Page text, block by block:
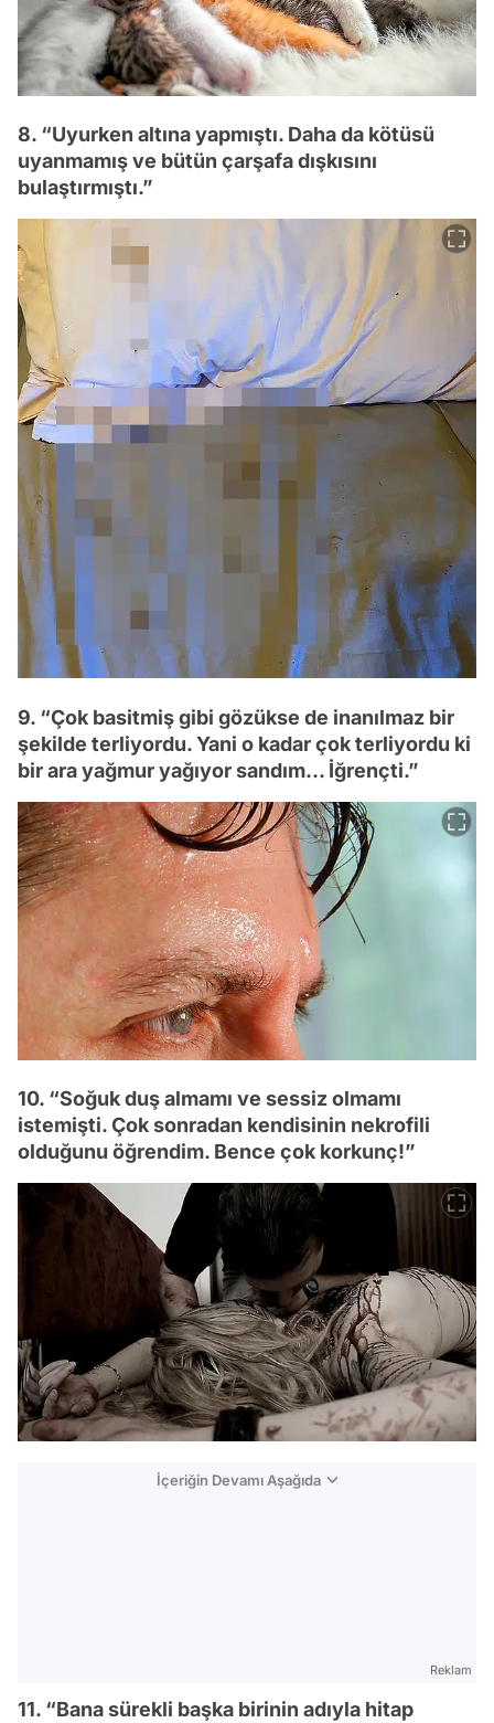
8. “Uyurken altına yapmıştı. Daha da kötüsü
uyanmamış ve bütün çarşafa dışkısını
bulaştırmıştı.”
9. “Çok basitmiş gibi gözükse de inanılmaz bir
şekilde terliyordu. Yani o kadar çok terliyordu ki
bir ara yağmur yağıyor sandım… İğrençti.”
10. “Soğuk duş almamı ve sessiz olmamı
istemişti. Çok sonradan kendisinin nekrofili
olduğunu öğrendim. Bence çok korkunç!”
İçeriğin Devamı Aşağıda
Reklam
11. “Bana sürekli başka birinin adıyla hitap